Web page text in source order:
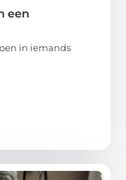
een
in iemands